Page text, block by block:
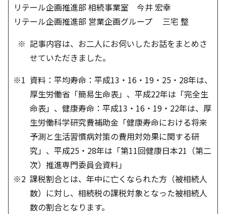
リテール企画推進部 相続事業室 今井 宏幸
リテール企画推進部 営業企画グループ 三宅 整
記事内容は、お二人にお伺いしたお話をまとめさ
せていただきました。
資料：平均寿命：平成13・16・19・25・28年は、
厚生労働省「簡易生命表」、平成22年は「完全生
命表」、健康寿命：平成13・16・19・22年は、厚
生労働科学研究費補助金「健康寿命における将来
予測と生活習慣病対策の費用対効果に関する研
究」、平成25・28年は「第11回健康日本21（第二
次）推進専門委員会資料」
課税割合とは、年中に亡くなられた方（被相続人
数）に対し、相続税の課税対象となった被相続人
数の割合となります。